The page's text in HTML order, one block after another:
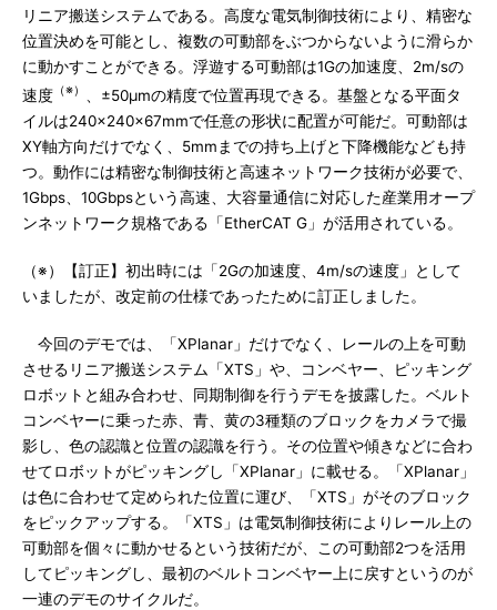
リニア搬送システムである。高度な電気制御技術により、精密な
位置決めを可能とし、複数の可動部をぶつからないように滑らか
に動かすことができる。浮遊する可動部は1Gの加速度、2m/sの
速度 （※）
、±50μmの精度で位置再現できる。基盤となる平面タ
イルは240×240×67mmで任意の形状に配置が可能だ。可動部は
XY軸方向だけでなく、5mmまでの持ち上げと下降機能なども持
つ。動作には精密な制御技術と高速ネットワーク技術が必要で、
1Gbps、10Gbpsという高速、大容量通信に対応した産業用オープ
ンネットワーク規格である「EtherCAT G」が活用されている。
（※）【訂正】初出時には「2Gの加速度、4m/sの速度」として
いましたが、改定前の仕様であったために訂正しました。
今回のデモでは、「XPlanar」だけでなく、レールの上を可動
させるリニア搬送システム「XTS」や、コンベヤー、ピッキング
ロボットと組み合わせ、同期制御を行うデモを披露した。ベルト
コンベヤーに乗った赤、青、黄の3種類のブロックをカメラで撮
影し、色の認識と位置の認識を行う。その位置や傾きなどに合わ
せてロボットがピッキングし「XPlanar」に載せる。「XPlanar」
は色に合わせて定められた位置に運び、「XTS」がそのブロック
をピックアップする。「XTS」は電気制御技術によりレール上の
可動部を個々に動かせるという技術だが、この可動部2つを活用
してピッキングし、最初のベルトコンベヤー上に戻すというのが
一連のデモのサイクルだ。